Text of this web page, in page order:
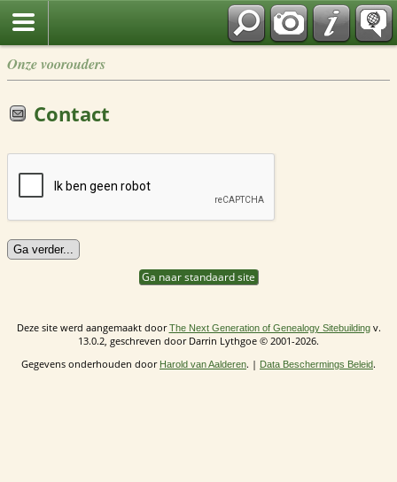
Onze voorouders
Contact
Ga naar standaard site
Deze site werd aangemaakt doorThe Next Generation of Genealogy Sitebuildingv.
13.0.2, geschreven door Darrin Lythgoe © 2001-2026.
Gegevens onderhouden door Harold van Aalderen. | Data Beschermings Beleid.